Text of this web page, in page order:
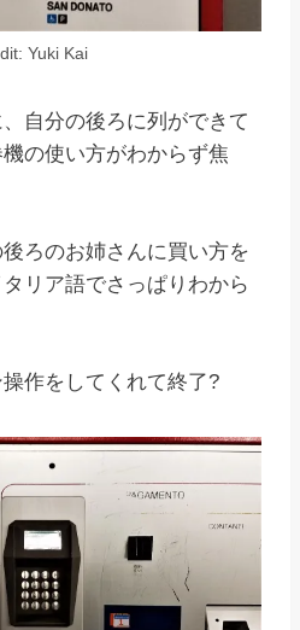
Yuki Kai
自分の後ろに列ができて
の使い方がわからず焦
ろのお姉さんに買い方を
リア語でさっぱりわから
作をしてくれて終了?